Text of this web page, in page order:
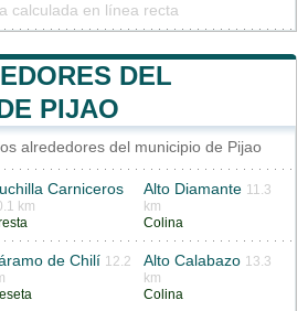
calculada en línea recta
DEL
PIJAO
alrededores del municipio de Pijao
Carniceros
km
Alto Diamante 11.3
km
Colina
de Chilí 12.2
Alto Calabazo 13.3
km
Colina